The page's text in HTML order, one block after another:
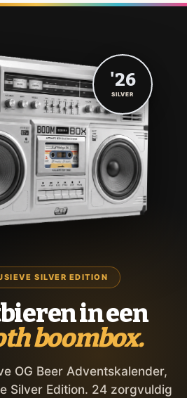
SILVER EDITION
in een
boombox.
OG Beer Adventskalender,
Silver Edition. 24 zorgvuldig
'26
SILVER